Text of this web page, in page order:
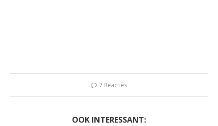
7 Reacties
OOK INTERESSANT: